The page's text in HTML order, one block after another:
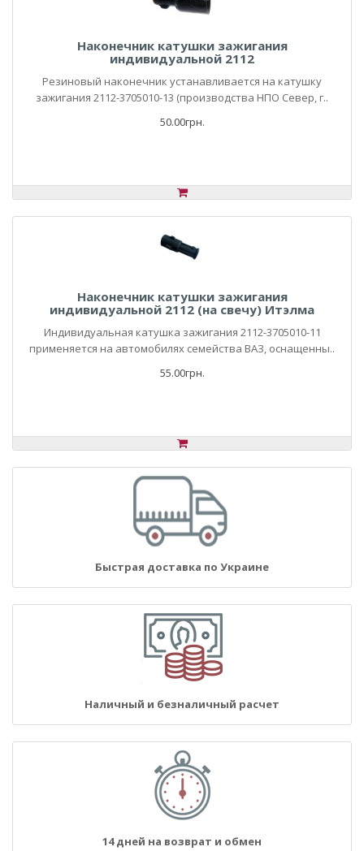
Наконечник катушки зажигания
индивидуальной 2112
Резиновый наконечник устанавливается на катушку
зажигания 2112-3705010-13 (производства НПО Север, г..
50.00грн.
Наконечник катушки зажигания
индивидуальной 2112 (на свечу) Итэлма
Индивидуальная катушка зажигания 2112-3705010-11
применяется на автомобилях семейства ВАЗ, оснащенны..
55.00грн.
Быстрая доставка по Украине
Наличный и безналичный расчет
14 дней на возврат и обмен